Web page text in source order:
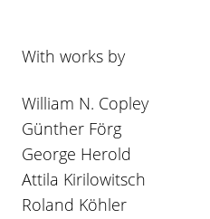
With works by
William N. Copley
Günther Förg
George Herold
Attila Kirilowitsch
Roland Köhler